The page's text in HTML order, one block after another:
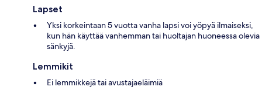
Lapset
Yksi korkeintaan 5 vuotta vanha lapsi voi yöpyä ilmaiseksi,
kun hän käyttää vanhemman tai huoltajan huoneessa olevia
sänkyjä.
Lemmikit
Ei lemmikkejä tai avustajaeläimiä